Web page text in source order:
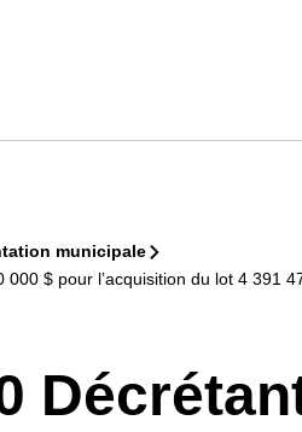
municipale
$ pour l’acquisition du lot 4 391